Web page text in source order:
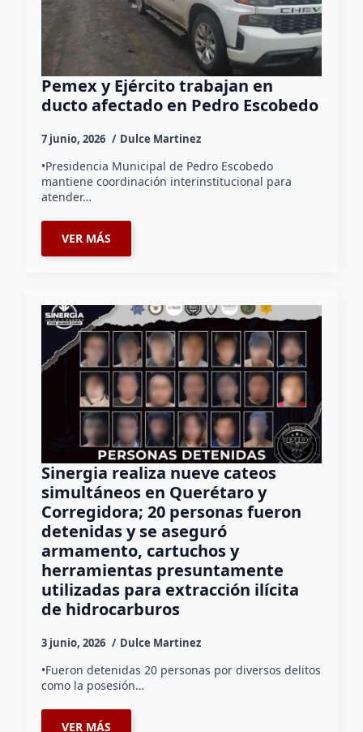
Pemex y Ejército trabajan en
ducto afectado en Pedro Escobedo
7 junio, 2026 Dulce Martinez
•Presidencia Municipal de Pedro Escobedo
mantiene coordinación interinstitucional para
atender…
VER MÁS
Sinergia realiza nueve cateos
simultáneos en Querétaro y
Corregidora; 20 personas fueron
detenidas y se aseguró
armamento, cartuchos y
herramientas presuntamente
utilizadas para extracción ilícita
de hidrocarburos
3 junio, 2026 Dulce Martinez
•Fueron detenidas 20 personas por diversos delitos
como la posesión…
VER MÁS